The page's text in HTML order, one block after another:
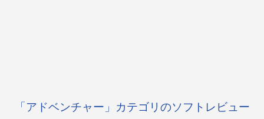
「アドベンチャー」カテゴリのソフトレビュー